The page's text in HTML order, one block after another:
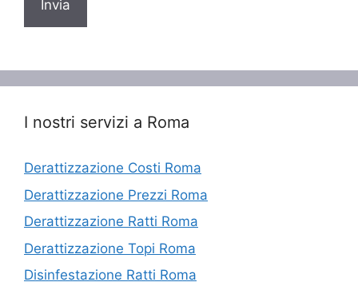
I nostri servizi a Roma
Derattizzazione Costi Roma
Derattizzazione Prezzi Roma
Derattizzazione Ratti Roma
Derattizzazione Topi Roma
Disinfestazione Ratti Roma